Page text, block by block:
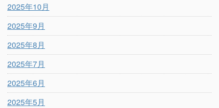
2025年10月
2025年9月
2025年8月
2025年7月
2025年6月
2025年5月